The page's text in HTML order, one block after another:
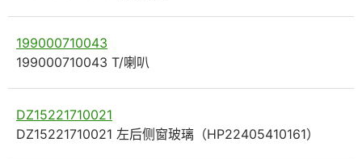
199000710043
199000710043 T/喇叭
DZ15221710021
DZ15221710021 左后侧窗玻璃（HP22405410161）